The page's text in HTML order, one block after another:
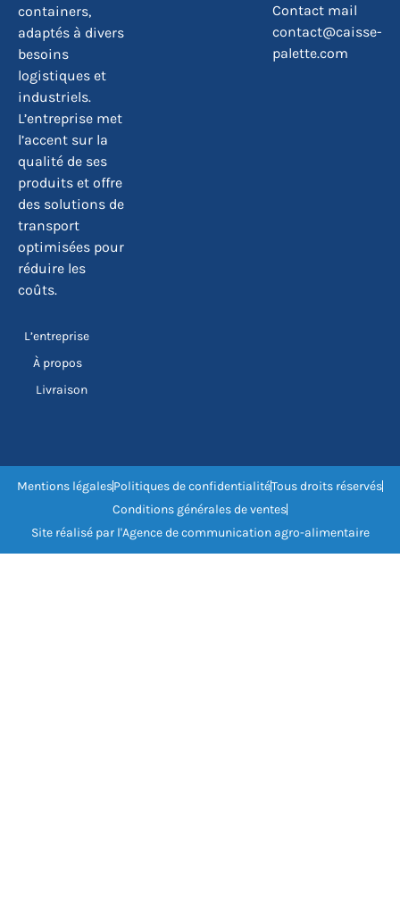
containers,
adaptés à divers
besoins
logistiques et
industriels.
L’entreprise met
l’accent sur la
qualité de ses
produits et offre
des solutions de
transport
optimisées pour
réduire les
coûts.
L’entreprise
À propos
Livraison
Contact mail
contact@caisse-
palette.com
Mentions légalesPolitiques de confidentialitéTous droits réservés
Conditions générales de ventes
Site réalisé par l'Agence de communication agro-alimentaire